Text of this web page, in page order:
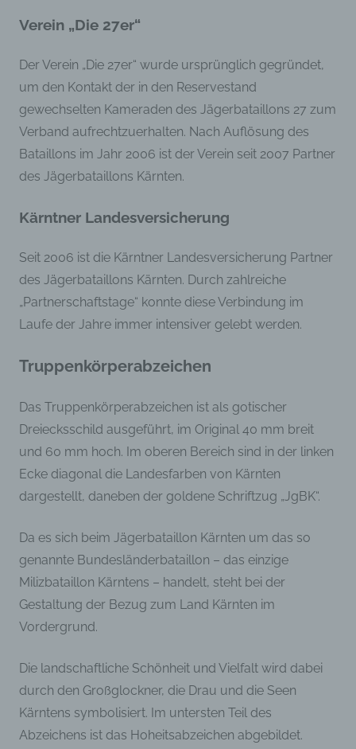
Verein „Die 27er“
Der Verein „Die 27er“ wurde ursprünglich gegründet,
um den Kontakt der in den Reservestand
gewechselten Kameraden des Jägerbataillons 27 zum
Verband aufrechtzuerhalten. Nach Auflösung des
Bataillons im Jahr 2006 ist der Verein seit 2007 Partner
des Jägerbataillons Kärnten.
Kärntner Landesversicherung
Seit 2006 ist die Kärntner Landesversicherung Partner
des Jägerbataillons Kärnten. Durch zahlreiche
„Partnerschaftstage“ konnte diese Verbindung im
Laufe der Jahre immer intensiver gelebt werden.
Truppenkörperabzeichen
Das Truppenkörperabzeichen ist als gotischer
Dreiecksschild ausgeführt, im Original 40 mm breit
und 60 mm hoch. Im oberen Bereich sind in der linken
Ecke diagonal die Landesfarben von Kärnten
dargestellt, daneben der goldene Schriftzug „JgBK“.
Da es sich beim Jägerbataillon Kärnten um das so
genannte Bundesländerbataillon – das einzige
Milizbataillon Kärntens – handelt, steht bei der
Gestaltung der Bezug zum Land Kärnten im
Vordergrund.
Die landschaftliche Schönheit und Vielfalt wird dabei
durch den Großglockner, die Drau und die Seen
Kärntens symbolisiert. Im untersten Teil des
Abzeichens ist das Hoheitsabzeichen abgebildet.
sind, identifiziert werden kann.
b) betroffene Person
Betroffene Person ist jede identifizierte oder
identifizierbare natürliche Person, deren
personenbezogene Daten von dem für die
Verarbeitung Verantwortlichen verarbeitet
werden.
c) Verarbeitung
Verarbeitung ist jeder mit oder ohne Hilfe
automatisierter Verfahren ausgeführte Vorgang
oder jede solche Vorgangsreihe im
Zusammenhang mit personenbezogenen Daten
wie das Erheben, das Erfassen, die
Organisation, das Ordnen, die Speicherung, die
Anpassung oder Veränderung, das Auslesen,
durch Übermittlung, Verbreitung oder eine
andere Form der Bereitstellung, den Abgleich
Löschen oder die Vernichtung.
d) Einschränkung der Verarbeitung
Einschränkung der Verarbeitung ist die
einzuschränken.
e) Profiling
Profiling ist jede Art der automatisierten
Daten verwendet werden, um bestimmte
persönliche Aspekte, die sich auf eine
natürliche Person beziehen, zu bewerten,
insbesondere, um Aspekte bezüglich
Arbeitsleistung, wirtschaftlicher Lage,
Gesundheit, persönlicher Vorlieben, Interessen,